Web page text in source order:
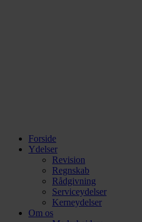
Forside
Ydelser
Revision
Regnskab
Rådgivning
Serviceydelser
Kerneydelser
Om os